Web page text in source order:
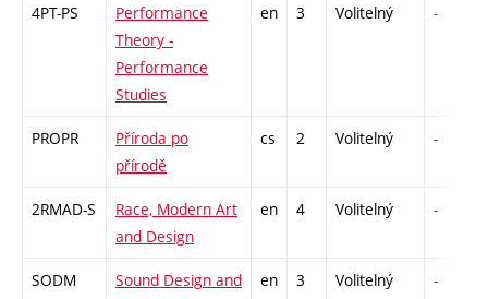
4PT-PS
Performance
Theory -
Performance
Studies
en 3 Volitelný -
PROPR
Příroda po
přírodě
cs 2 Volitelný -
2RMAD-S
Race, Modern Art
and Design
en 4 Volitelný -
SODM
Sound Design and
en 3 Volitelný -